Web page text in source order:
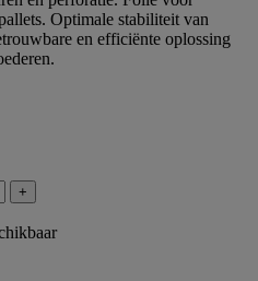
Optimale stabiliteit van
en efficiënte oplossing
+